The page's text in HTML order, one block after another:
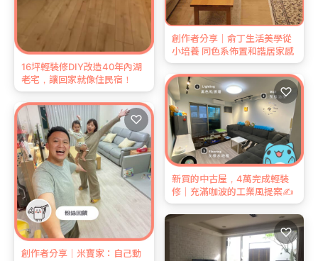
16坪輕裝修DIY改造40年內湖
老宅，讓回家就像住民宿！
創作者分享｜米寶家：自己動
♡
創作者分享｜俞丁生活美學從
小培養 同色系佈置和諧居家感
新買的中古屋，4萬完成輕裝
修｜充滿咖波的工業風提案✍️
♡
♡